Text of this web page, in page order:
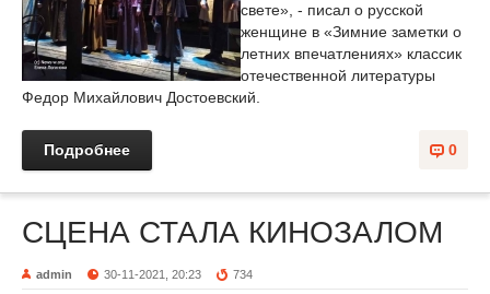
свете», - писал о русской
женщине в «Зимние заметки о
летних впечатлениях» классик
отечественной литературы
Федор Михайлович Достоевский.
0
Подробнее
СЦЕНА СТАЛА КИНОЗАЛОМ
admin 30-11-2021, 20:23 734